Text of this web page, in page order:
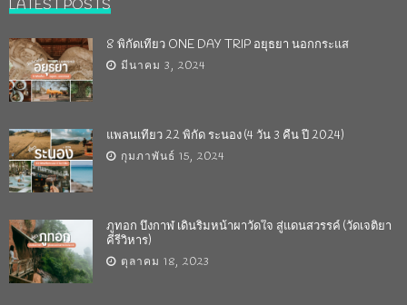
LATEST POSTS
8 พิกัดเที่ยว ONE DAY TRIP อยุธยา นอกกระแส
มีนาคม 3, 2024
แพลนเที่ยว 22 พิกัด ระนอง (4 วัน 3 คืน ปี 2024)
กุมภาพันธ์ 15, 2024
ภูทอก บึงกาฬ เดินริมหน้าผาวัดใจ สู่แดนสวรรค์ (วัดเจติยา
คีรีวิหาร)
ตุลาคม 18, 2023